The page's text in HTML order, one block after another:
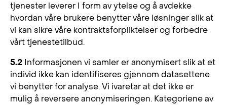
tjenester leverer I form av ytelse og å avdekke
hvordan våre brukere benytter våre løsninger slik at
vi kan sikre våre kontraktsforpliktelser og forbedre
vårt tjenestetilbud.
5.2 Informasjonen vi samler er anonymisert slik at et
individ ikke kan identifiseres gjennom datasettene
vi benytter for analyse. Vi ivaretar at det ikke er
mulig å reversere anonymiseringen. Kategoriene av